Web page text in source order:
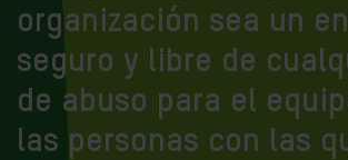
organización sea un
seguro y libre de
de abuso para el
las personas con las